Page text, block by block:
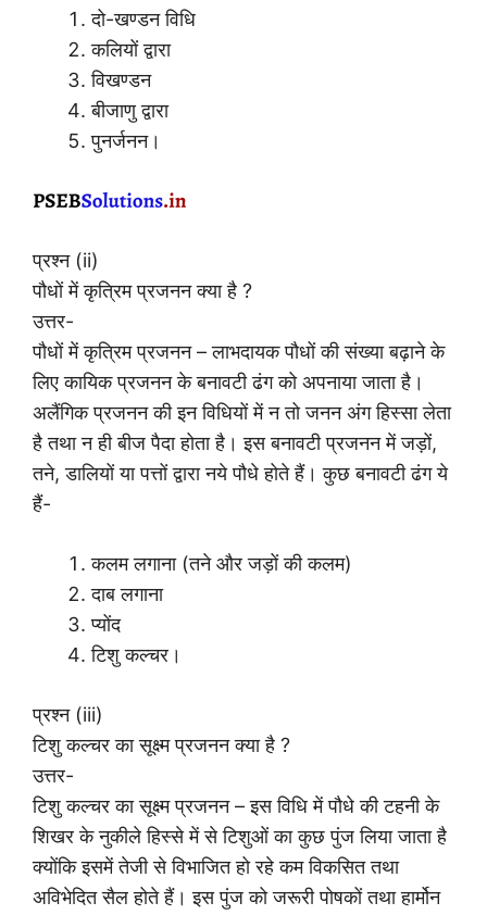
दो-खण्डन विधि
कलियों द्वारा
विखण्डन
बीजाणु द्वारा
पुनर्जनन।
प्रश्न (ii)
पौधों में कृत्रिम प्रजनन क्या है ?
उत्तर-
पौधों में कृत्रिम प्रजनन – लाभदायक पौधों की संख्या बढ़ाने के
लिए कायिक प्रजनन के बनावटी ढंग को अपनाया जाता है।
अलैंगिक प्रजनन की इन विधियों में न तो जनन अंग हिस्सा लेता
है तथा न ही बीज पैदा होता है। इस बनावटी प्रजनन में जड़ों,
तने, डालियों या पत्तों द्वारा नये पौधे होते हैं। कुछ बनावटी ढंग ये
हैं-
कलम लगाना (तने और जड़ों की कलम)
दाब लगाना
प्योंद
टिशु कल्चर।
प्रश्न (iii)
टिशु कल्चर का सूक्ष्म प्रजनन क्या है ?
उत्तर-
टिशु कल्चर का सूक्ष्म प्रजनन – इस विधि में पौधे की टहनी के
शिखर के नुकीले हिस्से में से टिशुओं का कुछ पुंज लिया जाता है
क्योंकि इसमें तेजी से विभाजित हो रहे कम विकसित तथा
अविभेदित सैल होते हैं। इस पुंज को जरूरी पोषकों तथा हार्मोन